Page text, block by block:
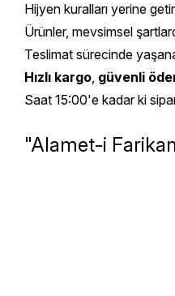
Hijyen kuralları yerine
Ürünler, mevsimsel
Teslimat sürecinde
Hızlı kargo, güvenli
Saat 15:00'e kadar ki
"Alamet-i